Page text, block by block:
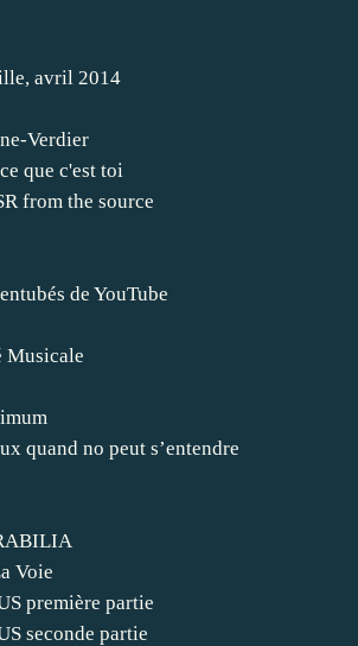
avril 2014
Verdier
que c'est toi
from the source
de YouTube
Musicale
quand no peut s’entendre
Voie
première partie
seconde partie